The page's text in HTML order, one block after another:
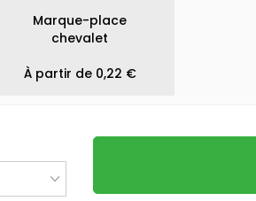
Marque-place
chevalet
À partir de 0,22 €